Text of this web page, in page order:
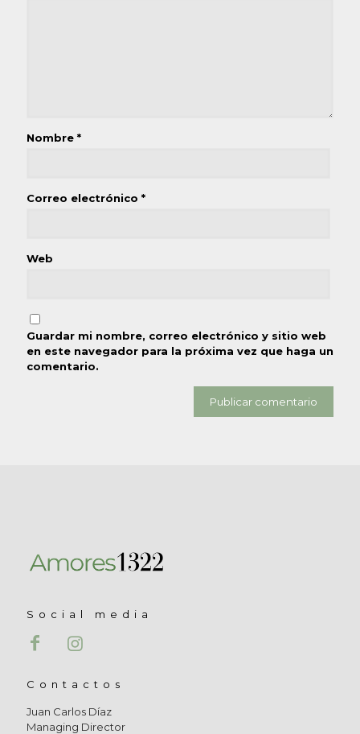
Nombre *
Correo electrónico *
Web
Guardar mi nombre, correo electrónico y sitio web
en este navegador para la próxima vez que haga un
comentario.
Social media
Contactos
Juan Carlos Díaz
Managing Director